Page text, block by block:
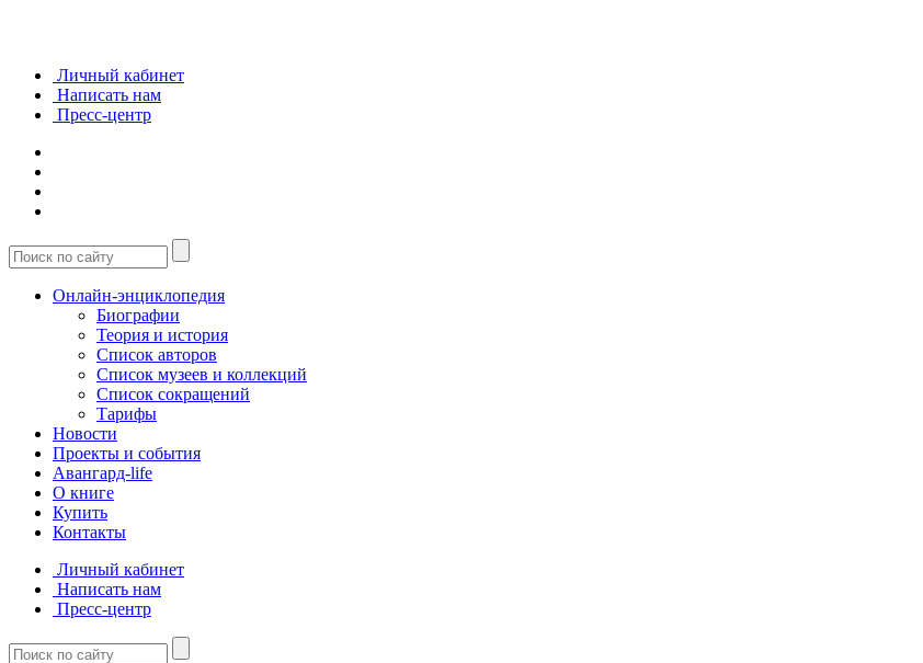
Личный кабинет
Написать нам
Пресс-центр
Онлайн-энциклопедия
Биографии
Теория и история
Список авторов
Список музеев и коллекций
Список сокращений
Тарифы
Новости
Проекты и события
Авангард-life
О книге
Купить
Контакты
Личный кабинет
Написать нам
Пресс-центр